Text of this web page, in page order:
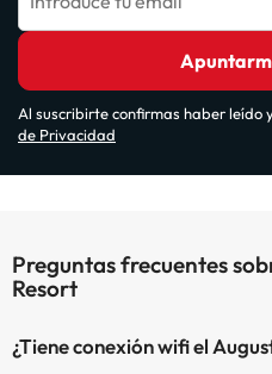
Al suscribirte confirmas haber leído
de Privacidad
Preguntas frecuentes
Resort
¿Tiene conexión wifi el